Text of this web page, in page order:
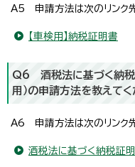
A5 申請方法は次のリンク先
【車検用】納税証明書
Q6 酒税法に基づく納税
用）の申請方法を教えてく
A6 申請方法は次のリンク先
酒税法に基づく納税証明